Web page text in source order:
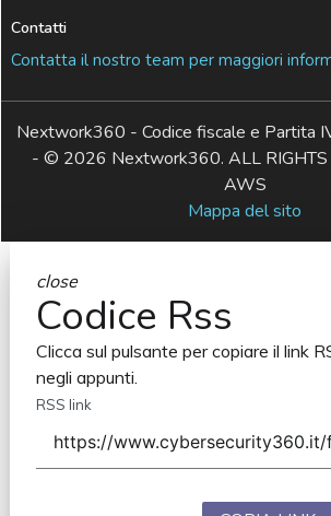
Contatti
Contatta il nostro team per maggiori
Nextwork360 - Codice fiscale e Partita
- © 2026 Nextwork360. ALL RIGHTS
AWS
Mappa del sito
close
Codice Rss
Clicca sul pulsante per copiare il link
negli appunti.
RSS link